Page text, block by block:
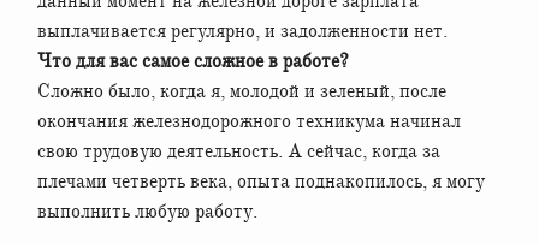
выплачивается регулярно, и задолженности нет.
Что для вас самое сложное в работе?
Сложно было, когда я, молодой и зеленый, после
окончания железнодорожного техникума начинал
свою трудовую деятельность. А сейчас, когда за
плечами четверть века, опыта поднакопилось, я могу
выполнить любую работу.